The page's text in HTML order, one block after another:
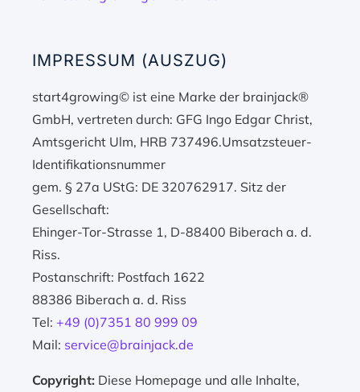
IMPRESSUM (AUSZUG)
start4growing© ist eine Marke der brainjack®
GmbH, vertreten durch: GFG Ingo Edgar Christ,
Amtsgericht Ulm, HRB 737496.Umsatzsteuer-
Identifikationsnummer
gem. § 27a UStG: DE 320762917. Sitz der
Gesellschaft:
Ehinger-Tor-Strasse 1, D-88400 Biberach a. d.
Riss.
Postanschrift: Postfach 1622
88386 Biberach a. d. Riss
Tel:+49 (0)7351 80 999 09
Mail: service@brainjack.de
Copyright: Diese Homepage und alle Inhalte,